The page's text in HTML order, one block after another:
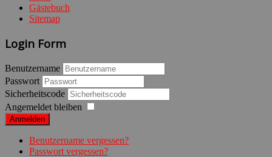
Gästebuch
Sitemap
Login Form
Benutzername
Passwort
Sicherheitscode
Angemeldet bleiben
Anmelden
Benutzername vergessen?
Passwort vergessen?